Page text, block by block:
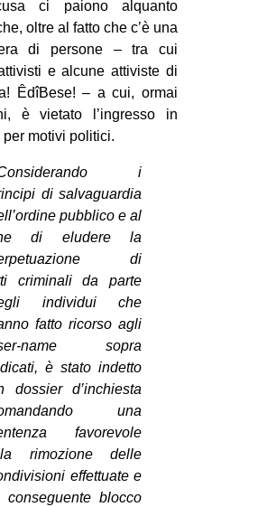
ci paiono alquanto
oltre al fatto che c’è una
di persone – tra cui
e alcune attiviste di
ÊdîBese! – a cui, ormai
è vietato l’ingresso in
per motivi politici.
i
di salvaguardia
pubblico e al
di eludere la
di
criminali da parte
individui che
fatto ricorso agli
name sopra
è stato indetto
dossier d’inchiesta
una
favorevole
rimozione delle
effettuate e
conseguente blocco